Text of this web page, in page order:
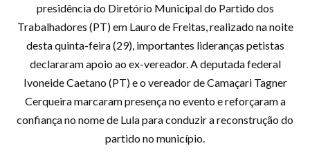
presidência do Diretório Municipal do Partido dos
Trabalhadores (PT) em Lauro de Freitas, realizado na noite
desta quinta-feira (29), importantes lideranças petistas
declararam apoio ao ex-vereador. A deputada federal
Ivoneide Caetano (PT) e o vereador de Camaçari Tagner
Cerqueira marcaram presença no evento e reforçaram a
confiança no nome de Lula para conduzir a reconstrução do
partido no município.